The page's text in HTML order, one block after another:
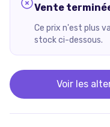
Vente
Ce prix n'est plus
stock ci-dessous.
Voir les